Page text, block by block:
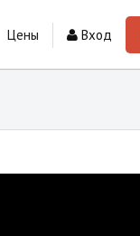
Вход
Цены